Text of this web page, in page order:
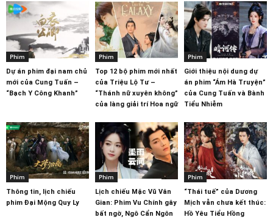
Phim
Dự án phim đại nam chủ
mới của Cung Tuấn –
“Bạch Y Công Khanh”
Phim
Top 12 bộ phim mới nhất
của Triệu Lộ Tư –
“Thánh nữ xuyên không”
của làng giải trí Hoa ngữ
Phim
Giới thiệu nội dung dự
án phim “Ám Hà Truyện”
của Cung Tuấn và Bành
Tiểu Nhiễm
Phim
Thông tin, lịch chiếu
phim Đại Mộng Quy Ly
Phim
Lịch chiếu Mặc Vũ Vân
Gian: Phim Vu Chính gây
bất ngờ, Ngô Cẩn Ngôn
Phim
“Thái tuế” của Dương
Mịch vẫn chưa kết thúc:
Hồ Yêu Tiểu Hồng